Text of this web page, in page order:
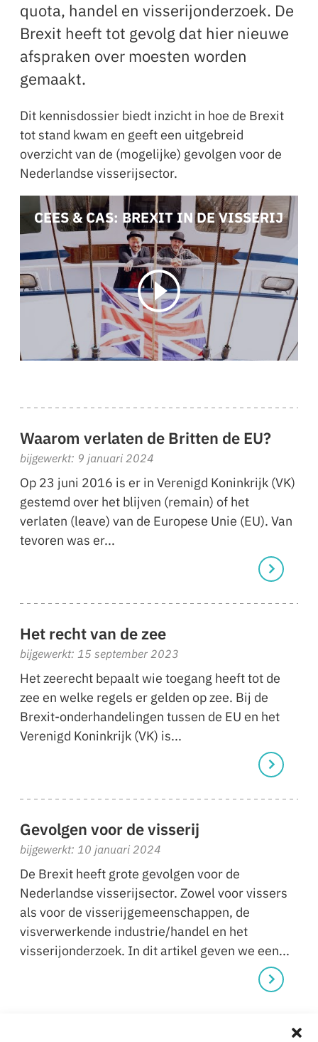
quota, handel en visserijonderzoek. De
Brexit heeft tot gevolg dat hier nieuwe
afspraken over moesten worden
gemaakt.
Dit kennisdossier biedt inzicht in hoe de Brexit
tot stand kwam en geeft een uitgebreid
overzicht van de (mogelijke) gevolgen voor de
Nederlandse visserijsector.
CEES & CAS: BREXIT IN DE VISSERIJ
Waarom verlaten de Britten de EU?
bijgewerkt: 9 januari 2024
Op 23 juni 2016 is er in Verenigd Koninkrijk (VK)
gestemd over het blijven (remain) of het
verlaten (leave) van de Europese Unie (EU). Van
tevoren was er...
Het recht van de zee
bijgewerkt: 15 september 2023
Het zeerecht bepaalt wie toegang heeft tot de
zee en welke regels er gelden op zee. Bij de
Brexit-onderhandelingen tussen de EU en het
Verenigd Koninkrijk (VK) is...
Gevolgen voor de visserij
bijgewerkt: 10 januari 2024
De Brexit heeft grote gevolgen voor de
Nederlandse visserijsector. Zowel voor vissers
als voor de visserijgemeenschappen, de
visverwerkende industrie/handel en het
visserijonderzoek. In dit artikel geven we een...